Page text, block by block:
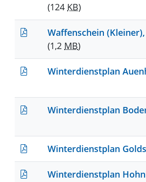
(124 KB)
Waffenschein
(1,2 MB)
Winterdienstplan
Winterdienstplan
Winterdienstplan
Winterdienstplan